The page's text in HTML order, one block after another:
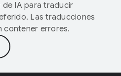
IA para traducir
Las traducciones
contener errores.